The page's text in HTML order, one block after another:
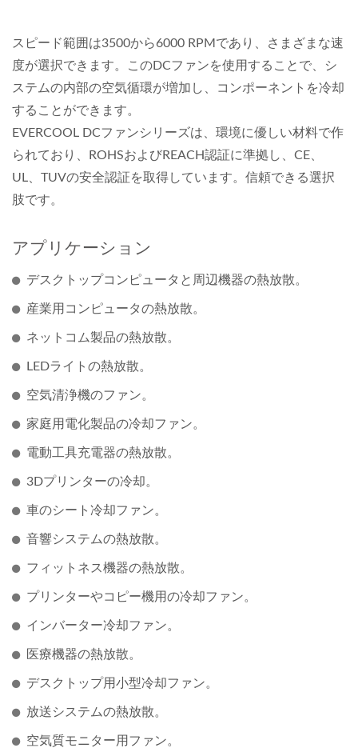
スピード範囲は3500から6000 RPMであり、さまざまな速
度が選択できます。このDCファンを使用することで、シ
ステムの内部の空気循環が増加し、コンポーネントを冷却
することができます。
EVERCOOL DCファンシリーズは、環境に優しい材料で作
られており、ROHSおよびREACH認証に準拠し、CE、
UL、TUVの安全認証を取得しています。信頼できる選択
肢です。
アプリケーション
デスクトップコンピュータと周辺機器の熱放散。
産業用コンピュータの熱放散。
ネットコム製品の熱放散。
LEDライトの熱放散。
空気清浄機のファン。
家庭用電化製品の冷却ファン。
電動工具充電器の熱放散。
3Dプリンターの冷却。
車のシート冷却ファン。
音響システムの熱放散。
フィットネス機器の熱放散。
プリンターやコピー機用の冷却ファン。
インバーター冷却ファン。
医療機器の熱放散。
デスクトップ用小型冷却ファン。
放送システムの熱放散。
空気質モニター用ファン。